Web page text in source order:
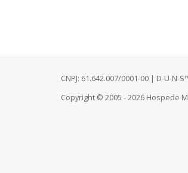
CNPJ: 61.642.007/0001-00 | D-U-N-
Copyright © 2005 - 2026 Hospede